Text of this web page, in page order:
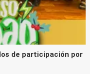
de participación por